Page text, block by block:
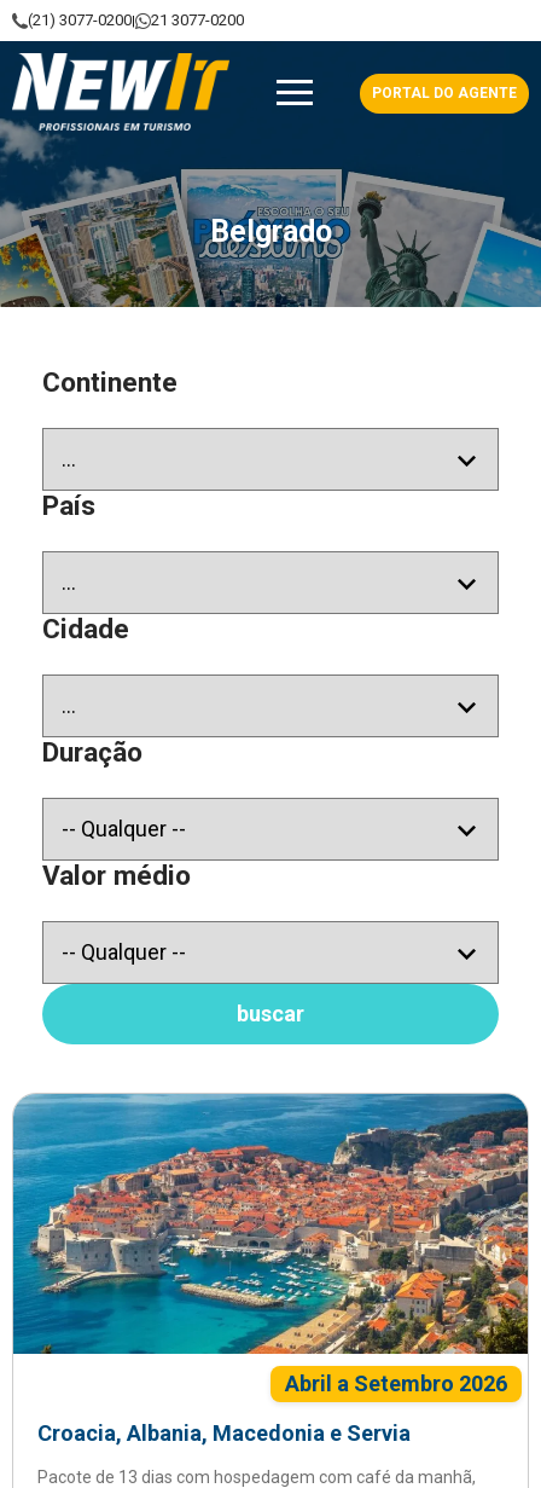
(21) 3077-0200 21 3077-0200
NewIt - Profissionais em Turismo
PORTAL DO AGENTE
Belgrado
Continente
País
Cidade
Duração
Valor médio
buscar
Abril a Setembro 2026
Croacia, Albania, Macedonia e Servia
Pacote de 13 dias com hospedagem com café da manhã,